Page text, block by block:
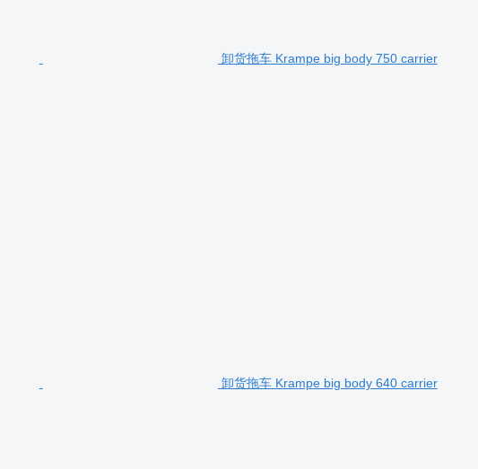
卸货拖车 Krampe big body 750 carrier
卸货拖车 Krampe big body 640 carrier